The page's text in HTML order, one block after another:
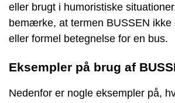
eller brugt i humoristiske
bemærke, at termen BUSSEN ikke
eller formel betegnelse for en bus.
Eksempler på brug af
Nedenfor er nogle eksempler på,